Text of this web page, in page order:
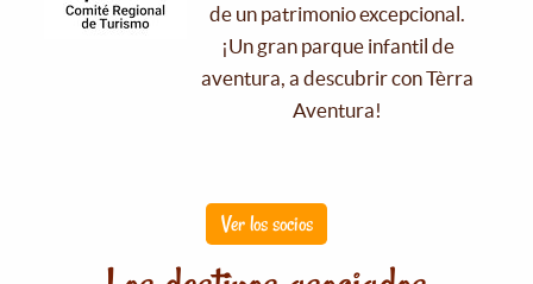
de un patrimonio excepcional.
¡Un gran parque infantil de
aventura, a descubrir con Tèrra
Aventura!
Ver los socios